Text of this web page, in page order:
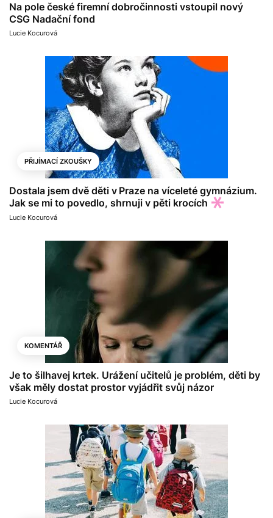
Na pole české firemní dobročinnosti vstoupil nový
CSG Nadační fond
Lucie Kocurová
PŘIJÍMACÍ ZKOUŠKY
Dostala jsem dvě děti v Praze na víceleté gymnázium.
Jak se mi to povedlo, shrnuji v pěti krocích
Lucie Kocurová
KOMENTÁŘ
Je to šilhavej krtek. Urážení učitelů je problém, děti by
však měly dostat prostor vyjádřit svůj názor
Lucie Kocurová